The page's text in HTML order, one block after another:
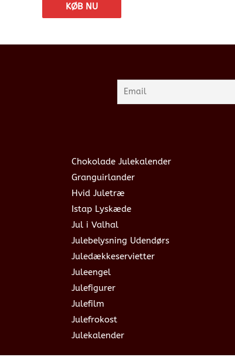
KØB NU
Chokolade Julekalender
Granguirlander
Hvid Juletræ
Istap Lyskæde
Jul i Valhal
Julebelysning Udendørs
Juledækkeservietter
Juleengel
Julefigurer
Julefilm
Julefrokost
Julekalender